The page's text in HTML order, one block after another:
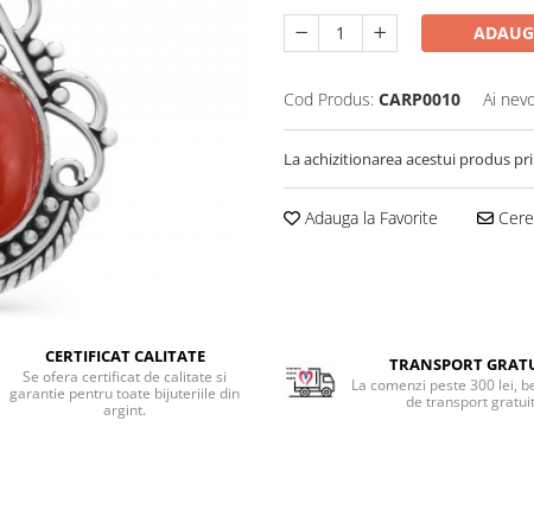
Cod Produs: CARP0010 Ai
La achizitionarea acestui produs
Adauga la Favorite
CERTIFICAT CALITATE
Se ofera certificat de calitate si
garantie pentru toate bijuteriile din
argint.
TRANSPORT
La comenzi peste 300 lei,
de transport